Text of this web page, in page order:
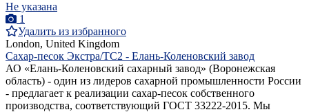
Не указана
1
Удалить из избранного
London, United Kingdom
Сахар-песок Экстра/ТС2 - Елань-Коленовский завод
АО «Елань-Коленовский сахарный завод» (Воронежская
область) - один из лидеров сахарной промышленности России
- предлагает к реализации сахар-песок собственного
производства, соответствующий ГОСТ 33222-2015. Мы